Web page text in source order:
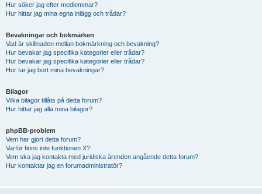
Hur söker jag efter medlemmar?
Hur hittar jag mina egna inlägg och trådar?
Bevakningar och bokmärken
Vad är skillnaden mellan bokmärkning och bevakning?
Hur bevakar jag specifika kategorier eller trådar?
Hur bevakar jag specifika kategorier eller trådar?
Hur tar jag bort mina bevakningar?
Bilagor
Vilka bilagor tillåts på detta forum?
Hur hittar jag alla mina bilagor?
phpBB-problem
Vem har gjort detta forum?
Varför finns inte funktionen X?
Vem ska jag kontakta med juridiska ärenden angående detta forum?
Hur kontaktar jag en forumadministratör?